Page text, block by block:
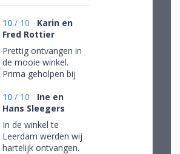
10 / 10
Karin en
Fred Rottier
Prettig ontvangen in
de mooie winkel.
Prima geholpen bij
schitterend glaswerk
10 / 10
Ine en
Hans Sleegers
In de winkel te
Leerdam werden wij
hartelijk ontvangen.